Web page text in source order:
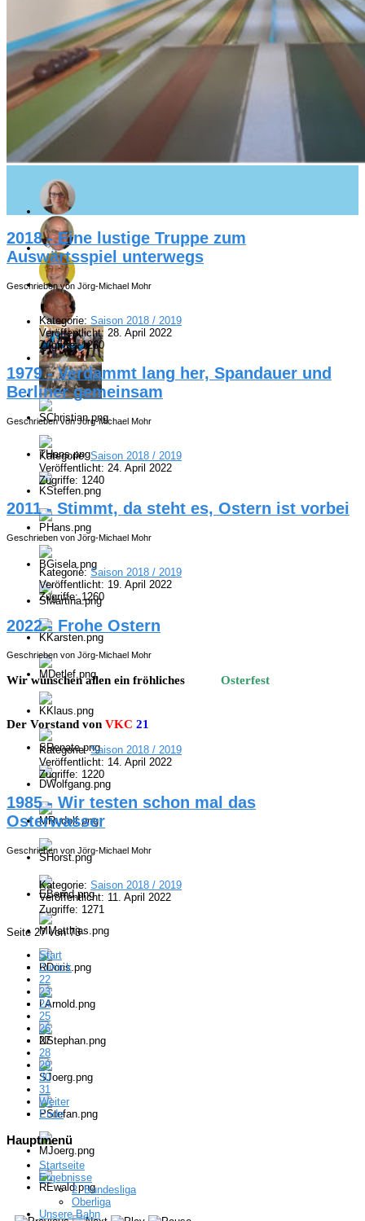
2018 - Eine lustige Truppe zum
Auswärtsspiel unterwegs
Geschrieben von Jörg-Michael Mohr
Kategorie: Saison 2018 / 2019
Veröffentlicht: 28. April 2022
Zugriffe: 1260
1979 - Verdammt lang her, Spandauer und
Berliner gemeinsam
Geschrieben von Jörg-Michael Mohr
Kategorie:Saison 2018 / 2019
Veröffentlicht: 24. April 2022
Zugriffe: 1240
2011 - Stimmt, da steht es, Ostern ist vorbei
Geschrieben von Jörg-Michael Mohr
Kategorie: Saison 2018 / 2019
Veröffentlicht: 19. April 2022
Zugriffe: 1260
2022 - Frohe Ostern
Geschrieben von Jörg-Michael Mohr
Wir wünschen allen ein fröhliches Osterfest
Der Vorstand von VKC 21
Kategorie:Saison 2018 / 2019
Veröffentlicht: 14. April 2022
Zugriffe: 1220
1985 - Wir testen schon mal das
Osterwasser
Geschrieben von Jörg-Michael Mohr
Kategorie: Saison 2018 / 2019
Veröffentlicht: 11. April 2022
Zugriffe: 1271
Seite 27 von 73
Start
Zurück
22
23
24
25
26
27
28
29
30
31
Weiter
Ende
Hauptmenü
Startseite
Ergebnisse
2. Bundesliga
Oberliga
Unsere Bahn